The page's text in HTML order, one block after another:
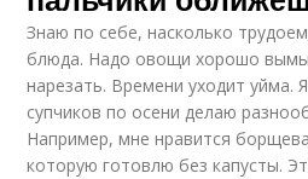
Знаю по себе, насколько
блюда. Надо овощи хорошо
нарезать. Времени уходит уйма.
супчиков по осени делаю
Например, мне нравится
которую готовлю без капусты.